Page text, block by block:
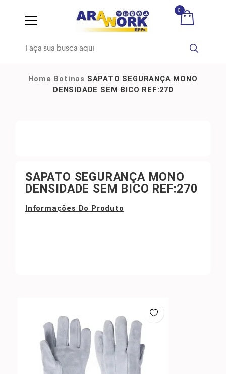
0
Home Botinas SAPATO SEGURANÇA MONO
DENSIDADE SEM BICO REF:270
SAPATO SEGURANÇA MONO
DENSIDADE SEM BICO REF:270
Informações Do Produto